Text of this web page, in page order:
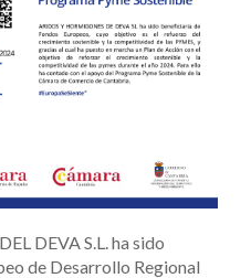
DEVA S.L. ha sido
de Desarrollo Regional